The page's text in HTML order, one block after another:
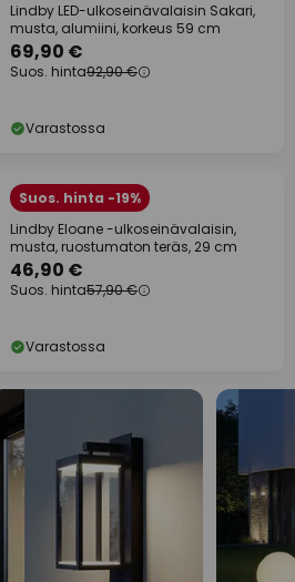
Lindby LED-ulkoseinävalaisin Sakari,
musta, alumiini, korkeus 59 cm
69,90 €
Suos. hinta92,90 €
Varastossa
Suos. hinta -19%
Lindby Eloane -ulkoseinävalaisin,
musta, ruostumaton teräs, 29 cm
46,90 €
Suos. hinta57,90 €
Varastossa